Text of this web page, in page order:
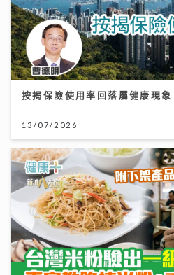
按揭保險使用率回落屬健康現象
13/07/2026